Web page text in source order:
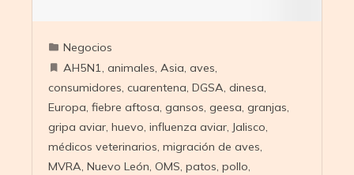
Negocios
AH5N1, animales, Asia, aves,
consumidores, cuarentena, DGSA, dinesa,
Europa, fiebre aftosa, gansos, geesa, granjas,
gripa aviar, huevo, influenza aviar, Jalisco,
médicos veterinarios, migración de aves,
MVRA, Nuevo León, OMS, patos, pollo,